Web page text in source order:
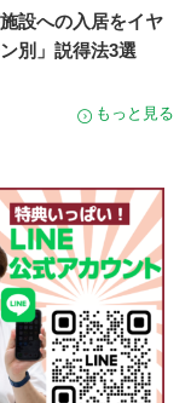
設への入居をイヤ
別」説得法3選
もっと見る